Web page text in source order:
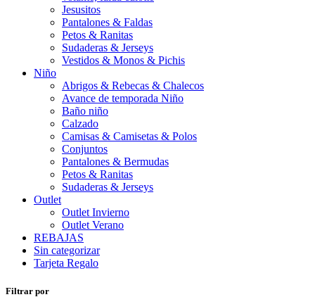
Jesusitos
Pantalones & Faldas
Petos & Ranitas
Sudaderas & Jerseys
Vestidos & Monos & Pichis
Niño
Abrigos & Rebecas & Chalecos
Avance de temporada Niño
Baño niño
Calzado
Camisas & Camisetas & Polos
Conjuntos
Pantalones & Bermudas
Petos & Ranitas
Sudaderas & Jerseys
Outlet
Outlet Invierno
Outlet Verano
REBAJAS
Sin categorizar
Tarjeta Regalo
Filtrar por